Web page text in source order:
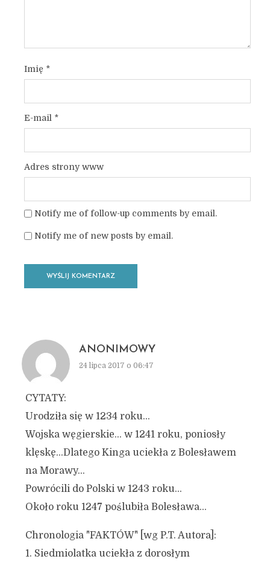
Imię *
E-mail *
Adres strony www
Notify me of follow-up comments by email.
Notify me of new posts by email.
ANONIMOWY
24 lipca 2017 o 06:47
CYTATY:
Urodziła się w 1234 roku…
Wojska węgierskie… w 1241 roku, poniosły
klęskę…Dlatego Kinga uciekła z Bolesławem
na Morawy…
Powrócili do Polski w 1243 roku…
Około roku 1247 poślubiła Bolesława…
Chronologia "FAKTÓW" [wg P.T. Autora]:
1. Siedmiolatka uciekła z dorosłym